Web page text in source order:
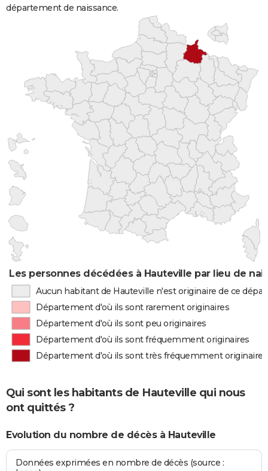
département de naissance.
Les personnes décédées à Hauteville par lieu de
Aucun habitant de Hauteville n'est originaire de ce
Département d'où ils sont rarement originaires
Département d'où ils sont peu originaires
Département d'où ils sont fréquemment originaires
Département d'où ils sont très fréquemment originaires
Qui sont les habitants de Hauteville qui nous
ont quittés ?
Evolution du nombre de décès à Hauteville
Données exprimées en nombre de décès (source :